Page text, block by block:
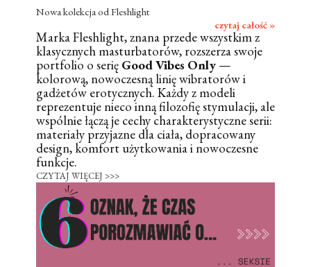
Nowa kolekcja od Fleshlight
czytaj całość »
Marka Fleshlight, znana przede wszystkim z
klasycznych masturbatorów, rozszerza swoje
portfolio o serię Good Vibes Only —
kolorową, nowoczesną linię wibratorów i
gadżetów erotycznych. Każdy z modeli
reprezentuje nieco inną filozofię stymulacji, ale
wspólnie łączą je cechy charakterystyczne serii:
materiały przyjazne dla ciała, dopracowany
design, komfort użytkowania i nowoczesne
funkcje.
CZYTAJ WIĘCEJ >>>